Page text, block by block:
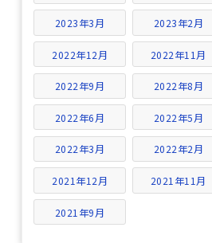
2023年3月 2023年2月
2022年12月 2022年11月
2022年9月 2022年8月
2022年6月 2022年5月
2022年3月 2022年2月
2021年12月 2021年11月
2021年9月